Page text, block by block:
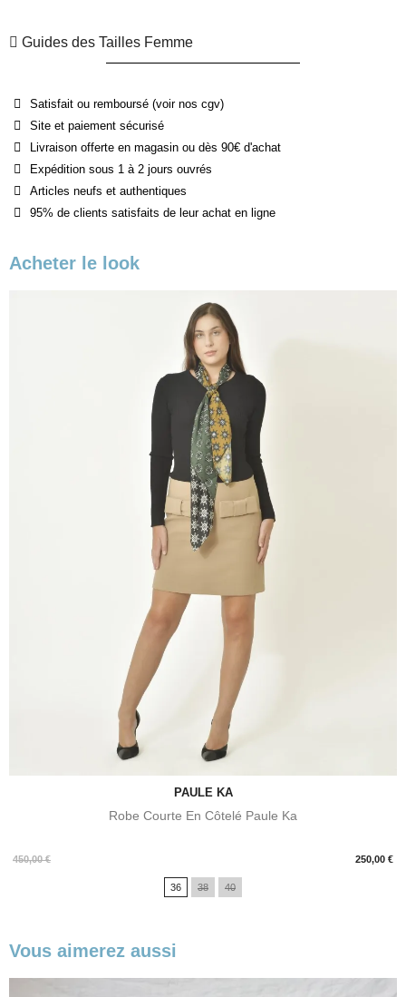
Guides des Tailles Femme
Satisfait ou remboursé (voir nos cgv)
Site et paiement sécurisé
Livraison offerte en magasin ou dès 90€ d'achat
Expédition sous 1 à 2 jours ouvrés
Articles neufs et authentiques
95% de clients satisfaits de leur achat en ligne
Acheter le look
PAULE KA
Robe Courte En Côtelé Paule Ka
450,00 € 250,00 €
Prix
36 38 40
Vous aimerez aussi